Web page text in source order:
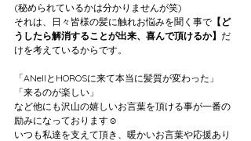
(秘められているかは分かりませんが笑)
それは、日々皆様の髪に触れお悩みを聞く事で 【ど
うしたら解消することが出来、喜んで頂けるか】 だ
けを考えているからです。
「ANellとHOROSに来て本当に髪質が変わった」
「来るのが楽しい」
など他にも沢山の嬉しいお言葉を頂ける事が一番の
励みになっております☺️
いつも私達を支えて頂き、暖かいお言葉や応援あり